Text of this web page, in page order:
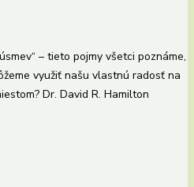
– tieto pojmy všetci poznáme,
využiť našu vlastnú radosť na
Dr. David R. Hamilton